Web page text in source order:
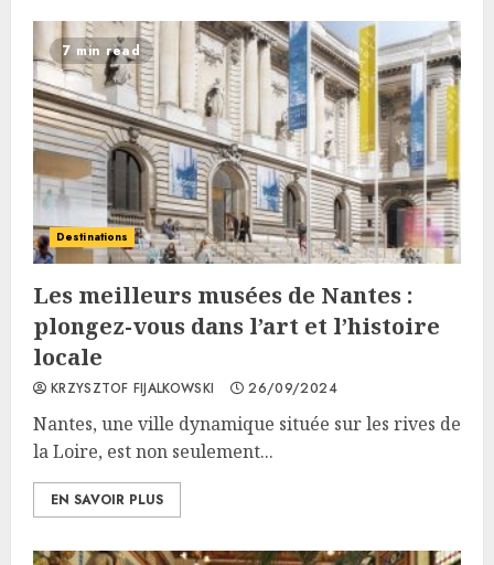
7 min read
Destinations
Les meilleurs musées de Nantes :
plongez-vous dans l’art et l’histoire
locale
KRZYSZTOF FIJALKOWSKI 26/09/2024
Nantes, une ville dynamique située sur les rives de
la Loire, est non seulement...
EN SAVOIR PLUS